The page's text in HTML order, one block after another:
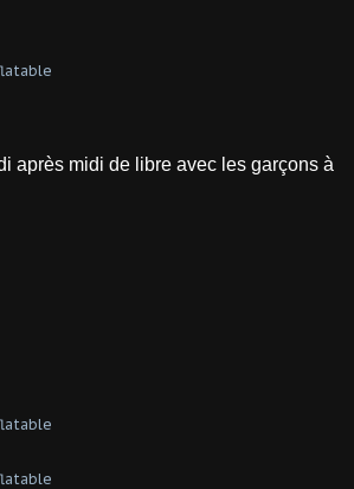
après midi de libre avec les garçons à